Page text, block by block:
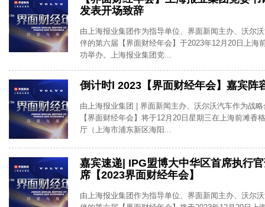
发表开场致辞
由上海报业集团作为指导单位、界面新闻主办、沃尔
伴的第六届【界面财经年会】于2023年12月20日上海
功举办。上海报业集团党...
倒计时l 2023【界面财经年会】嘉宾阵
由上海报业集团 | 界面新闻主办、沃尔沃汽车作为战
【界面财经年会】将于12月20日星期三在上海前滩香
厅（上海市浦东新区海阳...
嘉宾速递| IPG盟博大中华区首席执行
席【2023界面财经年会】
由上海报业集团作为指导单位、界面新闻主办、沃尔